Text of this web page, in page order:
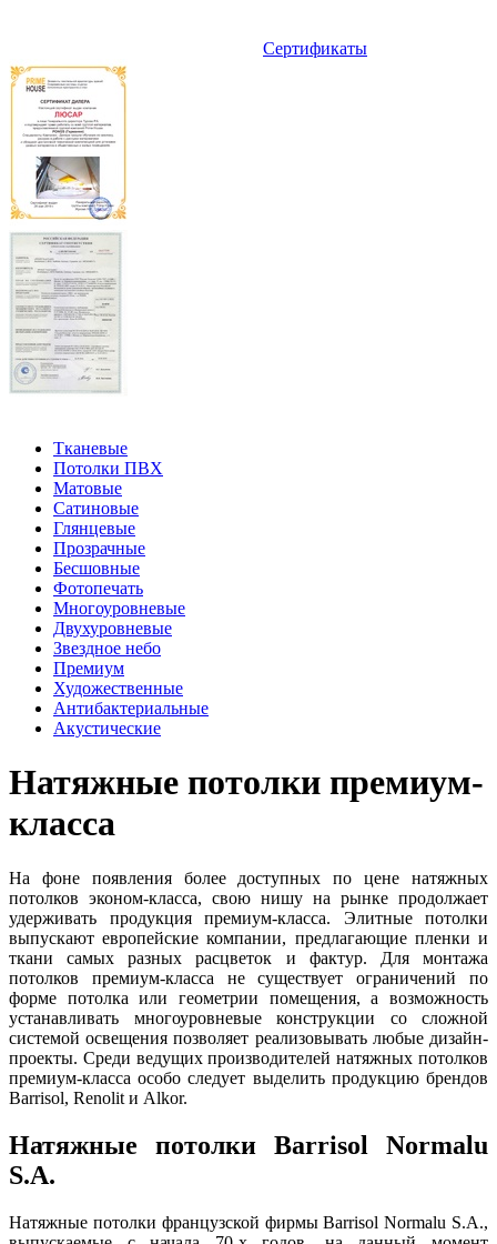
Сертификаты
Тканевые
Потолки ПВХ
Матовые
Сатиновые
Глянцевые
Прозрачные
Бесшовные
Фотопечать
Многоуровневые
Двухуровневые
Звездное небо
Премиум
Художественные
Антибактериальные
Акустические
Натяжные потолки премиум-
класса
На фоне появления более доступных по цене натяжных
потолков эконом-класса, свою нишу на рынке продолжает
удерживать продукция премиум-класса. Элитные потолки
выпускают европейские компании, предлагающие пленки и
ткани самых разных расцветок и фактур. Для монтажа
потолков премиум-класса не существует ограничений по
форме потолка или геометрии помещения, а возможность
устанавливать многоуровневые конструкции со сложной
системой освещения позволяет реализовывать любые дизайн-
проекты. Среди ведущих производителей натяжных потолков
премиум-класса особо следует выделить продукцию брендов
Barrisol, Renolit и Alkor.
Натяжные потолки Barrisol Normalu
S.A.
Натяжные потолки французской фирмы Barrisol Normalu S.A.,